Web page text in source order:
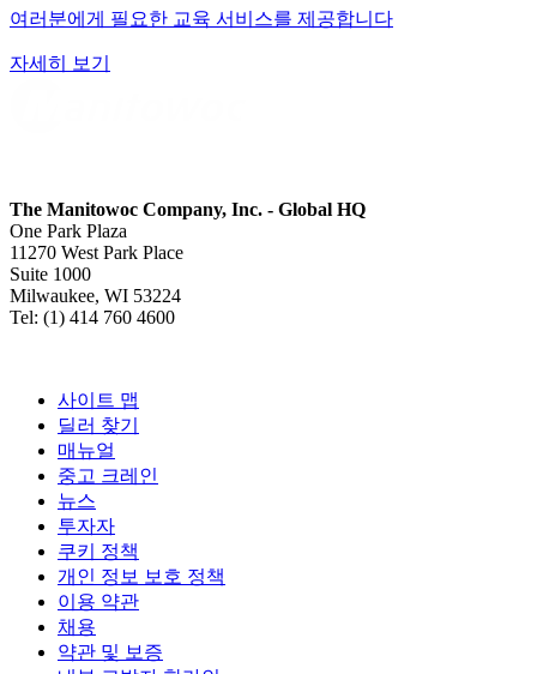
여러분에게 필요한 교육 서비스를 제공합니다
자세히 보기
The Manitowoc Company, Inc. - Global HQ
One Park Plaza
11270 West Park Place
Suite 1000
Milwaukee, WI 53224
Tel: (1) 414 760 4600
사이트 맵
딜러 찾기
매뉴얼
중고 크레인
뉴스
투자자
쿠키 정책
개인 정보 보호 정책
이용 약관
채용
약관 및 보증